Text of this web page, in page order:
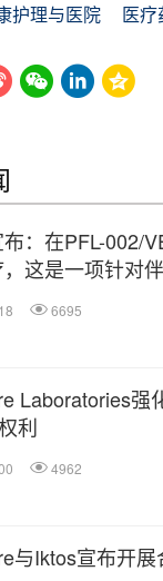
护理与医院 医疗
：在PFL-002/
这是一项针对
6695
Laboratories强
利
4962
与Iktos宣布开展